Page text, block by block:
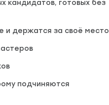
кандидатов, готовых без
и держатся за своё место
подчиняются